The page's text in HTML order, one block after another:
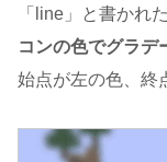
「line」と書かれ
コンの色でグラデ
始点が左の色、終